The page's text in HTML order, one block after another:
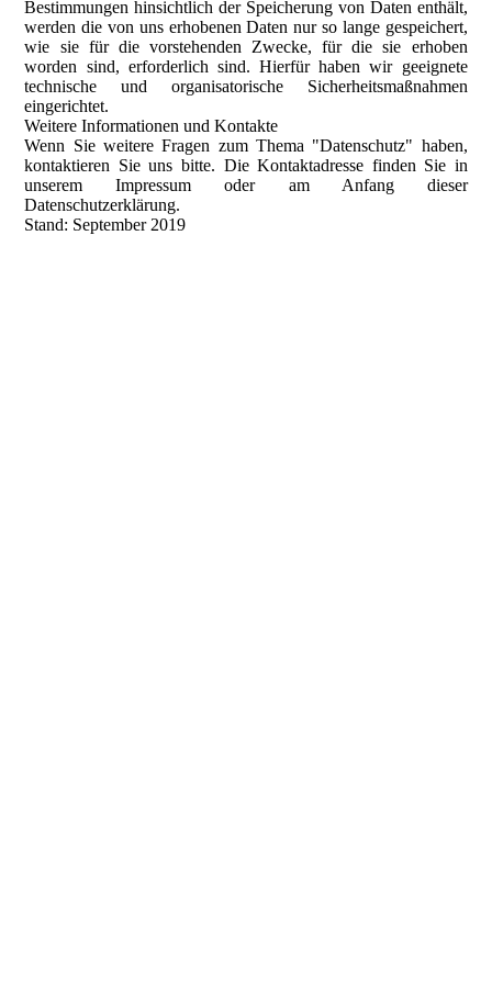
Bestimmungen hinsichtlich der Speicherung von Daten enthält,
werden die von uns erhobenen Daten nur so lange gespeichert,
wie sie für die vorstehenden Zwecke, für die sie erhoben
worden sind, erforderlich sind. Hierfür haben wir geeignete
technische und organisatorische Sicherheitsmaßnahmen
eingerichtet.
Weitere Informationen und Kontakte
Wenn Sie weitere Fragen zum Thema "Datenschutz" haben,
kontaktieren Sie uns bitte. Die Kontaktadresse finden Sie in
unserem Impressum oder am Anfang dieser
Datenschutzerklärung.
Stand: September 2019